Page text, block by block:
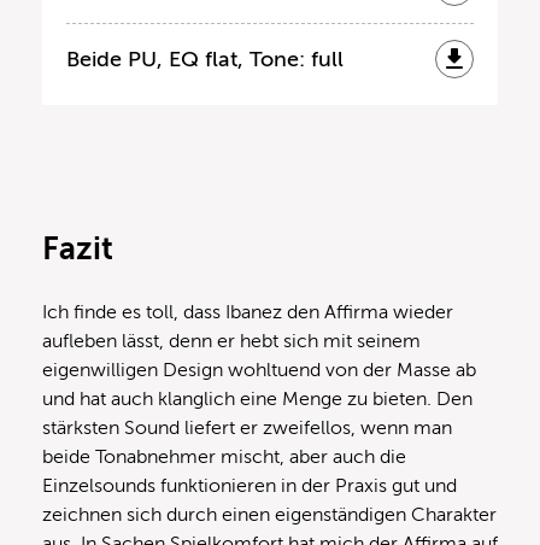
Beide PU, EQ flat, Tone: full
Fazit
Ich finde es toll, dass Ibanez den Affirma wieder
aufleben lässt, denn er hebt sich mit seinem
eigenwilligen Design wohltuend von der Masse ab
und hat auch klanglich eine Menge zu bieten. Den
stärksten Sound liefert er zweifellos, wenn man
beide Tonabnehmer mischt, aber auch die
Einzelsounds funktionieren in der Praxis gut und
zeichnen sich durch einen eigenständigen Charakter